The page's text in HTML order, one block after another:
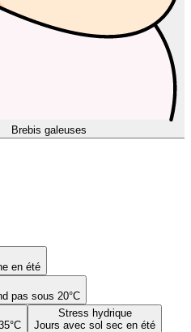
Brebis galeuses
en été
pas sous 20°C
Stress hydrique
Jours avec sol sec en été